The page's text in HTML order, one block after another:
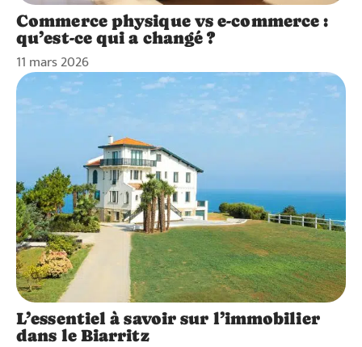
Commerce physique vs e-commerce :
qu’est-ce qui a changé ?
11 mars 2026
L’essentiel à savoir sur l’immobilier
dans le Biarritz